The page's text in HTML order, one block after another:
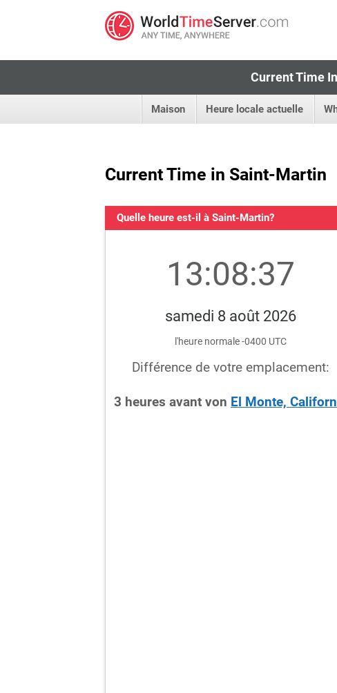
Current Time In
Maison Heure locale actuelle
Current Time in Saint-Martin
Quelle heure est-il à Saint-Martin?
13:08:37
samedi 8 août 2026
l'heure normale -0400 UTC
Différence de votre emplacement:
3 heures avant von El Monte,